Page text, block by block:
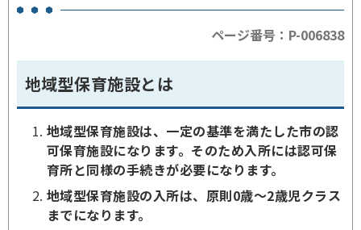
ページ番号：P-006838
地域型保育施設とは
地域型保育施設は、一定の基準を満たした市の認
可保育施設になります。そのため入所には認可保
育所と同様の手続きが必要になります。
地域型保育施設の入所は、原則0歳～2歳児クラス
までになります。